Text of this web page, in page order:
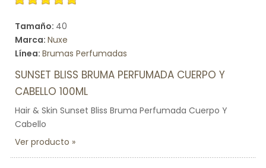
Tamaño: 40
Marca: Nuxe
Línea: Brumas Perfumadas
SUNSET BLISS BRUMA PERFUMADA CUERPO Y
CABELLO 100ML
Hair & Skin Sunset Bliss Bruma Perfumada Cuerpo Y
Cabello
Ver producto